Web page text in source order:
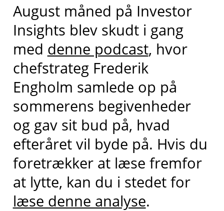
August måned på Investor
Insights blev skudt i gang
med denne podcast, hvor
chefstrateg Frederik
Engholm samlede op på
sommerens begivenheder
og gav sit bud på, hvad
efteråret vil byde på. Hvis du
foretrækker at læse fremfor
at lytte, kan du i stedet for
læse denne analyse.